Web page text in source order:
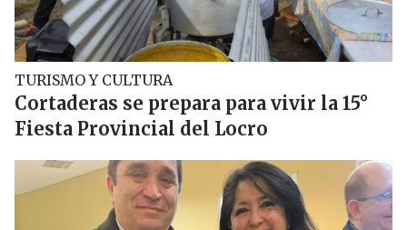
TURISMO Y CULTURA
Cortaderas se prepara para vivir la 15°
Fiesta Provincial del Locro